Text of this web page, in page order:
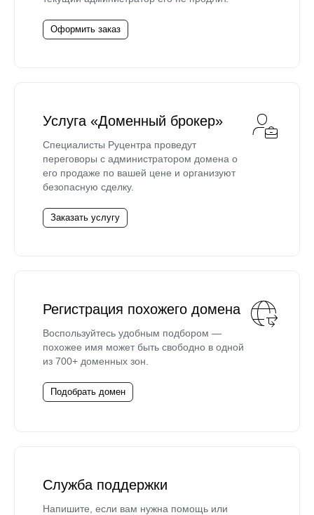
Оформить заказ
Услуга «Доменный брокер»
Специалисты Руцентра проведут
переговоры с администратором домена о
его продаже по вашей цене и организуют
безопасную сделку.
Заказать услугу
Регистрация похожего домена
Воспользуйтесь удобным подбором —
похожее имя может быть свободно в одной
из 700+ доменных зон.
Подобрать домен
Служба поддержки
Напишите, если вам нужна помощь или